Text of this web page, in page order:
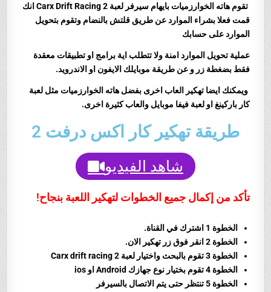
تقوم هاته الخوارزميات بايهام سيرفر لعبة Carx Drift Racing 2 انك
قمت فعلا بشراء الموارد عن طريق قلتش بالنضام وتقوم بتحويل
الموارد على حسابك
عملية تحويل الموارد امنة ولا تتطلب اية برامج او تطبيقات معقدة
فقط بضغطة زر و عن طريقة موبايلك الايفون او الاندرويد.
ويمكنك ايضا تهكير العاب اخرى بفضل هاته الخوارزميات مثل لعبة
كار باركينغ او لعبة فيفا موبايل والعاب كثيرة اخرى.
طريقة تهكير كار اكس درفت 2
شاهد الفيديو
تأكد من إكمال جميع الخطوات لتهكير اللعبة بنجاح!
الخطوة 1 اشترك في القناة.
الخطوة 2 انقر فوق زر تهكير الان.
الخطوة 3 تقوم بالبحث واختيار لعبة Carx drift racing 2
الخطوة 4 تقوم بختيار نوع جهازك Android او ios
الخطوة 5 تنتظر حتى يتم الاتصال بالسيرفر